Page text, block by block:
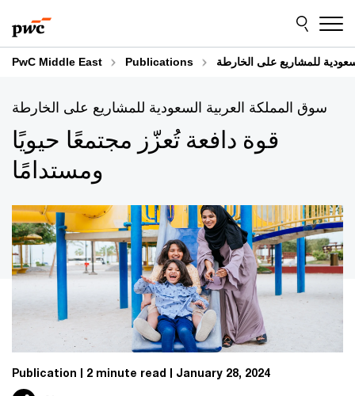
to
content
to
footer
PwC Middle East Publications للمشاريع على الخارطة
سوق المملكة العربية السعودية للمشاريع على الخارطة
قوة دافعة تُعزّز مجتمعًا حيويًا
ومستدامًا
Publication 2 minute read January 28, 2024